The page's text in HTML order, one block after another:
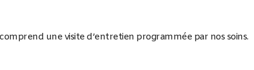
une visite d’entretien programmée par nos soins.